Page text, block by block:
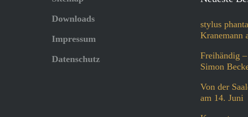
Downloads
Impressum
Datenschutz
stylus
Kranemann
Freihändig
Simon
Von der
am 14. Juni